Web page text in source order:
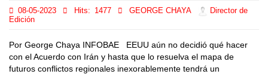
08-05-2023 Hits: 1477 GEORGE CHAYA
Director de
Edición
Por George Chaya INFOBAE EEUU aún no decidió qué hacer
con el Acuerdo con Irán y hasta que lo resuelva el mapa de
futuros conflictos regionales inexorablemente tendrá un